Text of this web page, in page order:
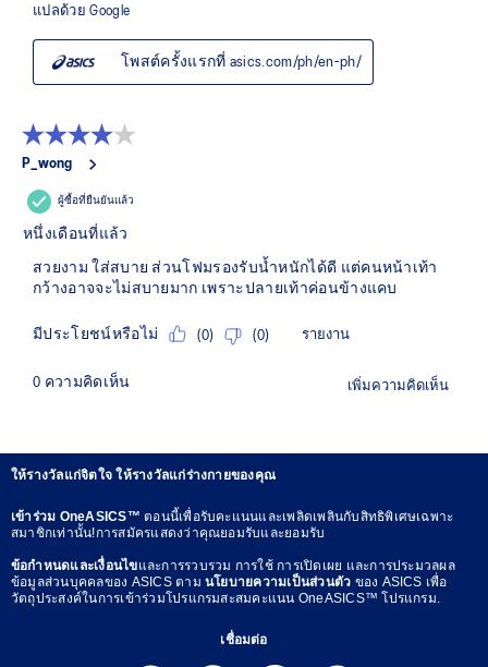
ให้รางวัลแก่จิตใจ ให้รางวัลแก่ร่างกายของคุณ
เข้าร่วม OneASICS™ตอนนี้เพื่อรับคะแนนและเพลิดเพลินกับสิทธิพิเศษเฉพาะ
สมาชิกเท่านั้น!การสมัครแสดงว่าคุณยอมรับและยอมรับ
ข้อกำหนดและเงื่อนไขและการรวบรวม การใช้ การเปิดเผย และการประมวลผล
ข้อมูลส่วนบุคคลของ ASICS ตาม นโยบายความเป็นส่วนตัว ของ ASICS เพื่อ
วัตถุประสงค์ในการเข้าร่วมโปรแกรมสะสมคะแนน OneASICS™ โปรแกรม.
เชื่อมต่อ